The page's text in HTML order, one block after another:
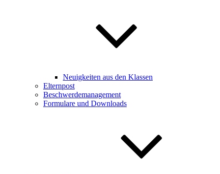
Neuigkeiten aus den Klassen
Elternpost
Beschwerdemanagement
Formulare und Downloads